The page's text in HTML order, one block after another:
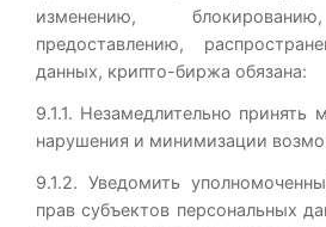
изменению,
предоставлению,
данных, крипто-биржа обязана:
9.1.1. Незамедлительно
нарушения и минимизации
9.1.2. Уведомить
прав субъектов персональных